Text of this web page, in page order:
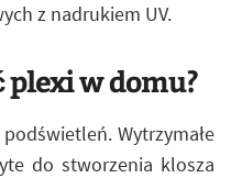
z nadrukiem UV.
w domu?
Wytrzymałe
do stworzenia klosza